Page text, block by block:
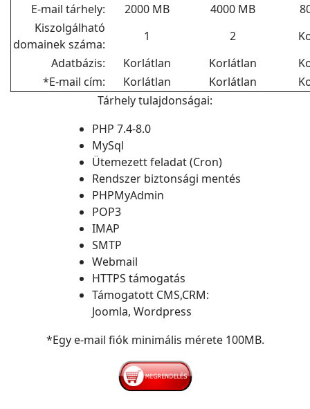
E-mail tárhely:
2000 MB 4000 MB
Kiszolgálható
domainek száma:
1 2
Adatbázis:
Korlátlan Korlátlan
*E-mail cím:
Korlátlan Korlátlan
Tárhely tulajdonságai:
PHP 7.4-8.0
MySql
Ütemezett feladat (Cron)
Rendszer biztonsági mentés
PHPMyAdmin
POP3
IMAP
SMTP
Webmail
HTTPS támogatás
Támogatott CMS,CRM:
Joomla, Wordpress
*Egy e-mail fiók minimális mérete 100MB.